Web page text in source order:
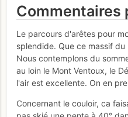
Commentaires
Le parcours d'arêtes pour
splendide. Que ce massif
Nous contemplons du
au loin le Mont Ventoux, le
l'air est excellente. On en
Concernant le couloir, ca